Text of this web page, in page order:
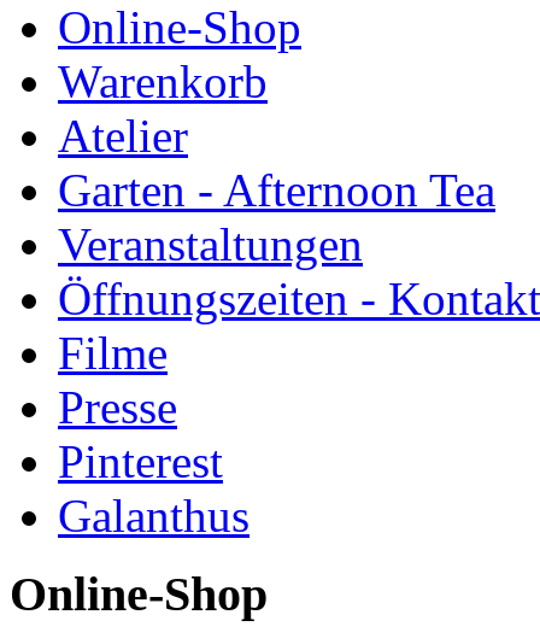
Online-Shop
Warenkorb
Atelier
Garten - Afternoon Tea
Veranstaltungen
Öffnungszeiten - Kontakt
Filme
Presse
Pinterest
Galanthus
Online-Shop